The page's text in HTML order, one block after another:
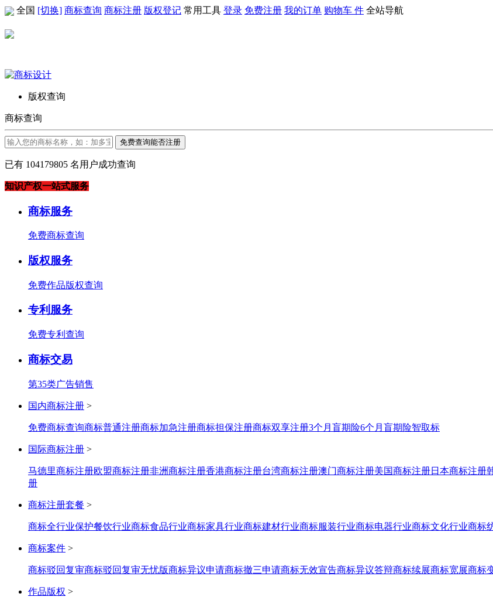
全国 [切换] 商标查询 商标注册 版权登记 常用工具 登录 免费注册 我的订单 购物车 件 全站导航
版权查询
商标查询
免费查询能否注册
已有 104179805 名用户成功查询
知识产权一站式服务
商标服务
免费商标查询
版权服务
免费作品版权查询
专利服务
免费专利查询
商标交易
第35类广告销售
国内商标注册 >
免费商标查询商标普通注册商标加急注册商标担保注册商标双享注册3个月盲期险6个月盲期险智取标
国际商标注册 >
马德里商标注册欧盟商标注册非洲商标注册香港商标注册台湾商标注册澳门商标注册美国商标注册日本商标注册
册
商标注册套餐 >
商标全行业保护餐饮行业商标食品行业商标家具行业商标建材行业商标服装行业商标电器行业商标文化行业商标
商标案件 >
商标驳回复审商标驳回复审无忧版商标异议申请商标撤三申请商标无效宣告商标异议答辩商标续展商标宽展商标
作品版权 >